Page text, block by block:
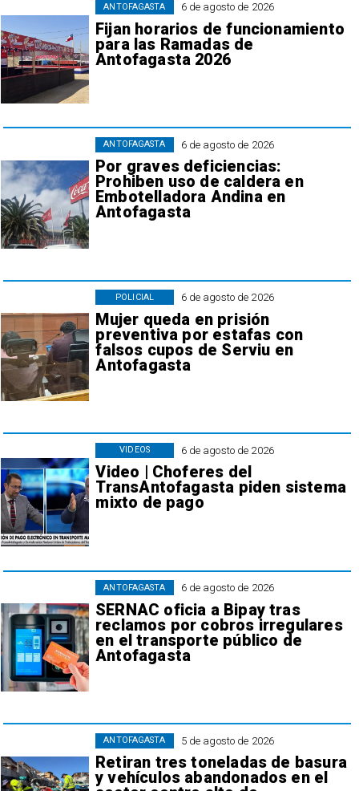
6 de agosto de 2026
Fijan horarios de funcionamiento
para las Ramadas de
Antofagasta 2026
ANTOFAGASTA
6 de agosto de 2026
Por graves deficiencias:
Prohiben uso de caldera en
Embotelladora Andina en
Antofagasta
ANTOFAGASTA
6 de agosto de 2026
Mujer queda en prisión
preventiva por estafas con
falsos cupos de Serviu en
Antofagasta
POLICIAL
6 de agosto de 2026
Video | Choferes del
TransAntofagasta piden sistema
mixto de pago
VIDEOS
6 de agosto de 2026
SERNAC oficia a Bipay tras
reclamos por cobros irregulares
en el transporte público de
Antofagasta
ANTOFAGASTA
5 de agosto de 2026
Retiran tres toneladas de basura
y vehículos abandonados en el
ANTOFAGASTA